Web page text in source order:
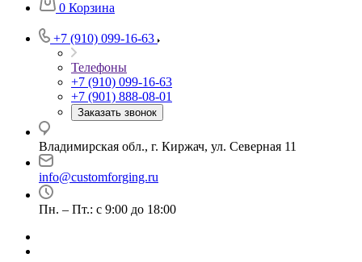
0 Корзина
+7 (910) 099-16-63
Телефоны
+7 (910) 099-16-63
+7 (901) 888-08-01
Заказать звонок
Владимирская обл., г. Киржач, ул. Северная 11
info@customforging.ru
Пн. – Пт.: с 9:00 до 18:00